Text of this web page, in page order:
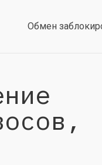
Обмен